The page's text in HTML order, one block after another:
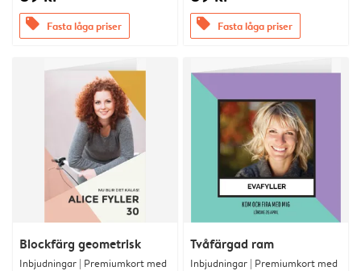
offers Fasta låga priser offers Fasta låga priser
Blockfärg geometrisk
Inbjudningar | Premiumkort med
Tvåfärgad ram
Inbjudningar | Premiumkort med